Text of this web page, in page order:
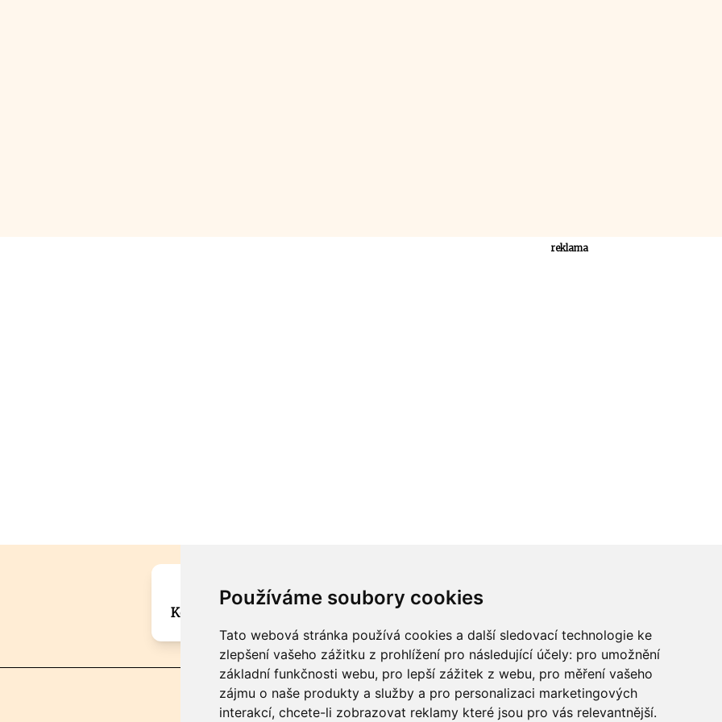
Používáme soubory cookies
Tato webová stránka používá cookies a další sledovací technologie ke
zlepšení vašeho zážitku z prohlížení pro následující účely: pro umožnění
základní funkčnosti webu, pro lepší zážitek z webu, pro měření vašeho
zájmu o naše produkty a služby a pro personalizaci marketingových
interakcí, chcete-li zobrazovat reklamy které jsou pro vás relevantnější.
reklama
Máte zajímavou informaci? Chcete spolupracovat?
Kontaktujte šéfredaktora Martina Chalupu: